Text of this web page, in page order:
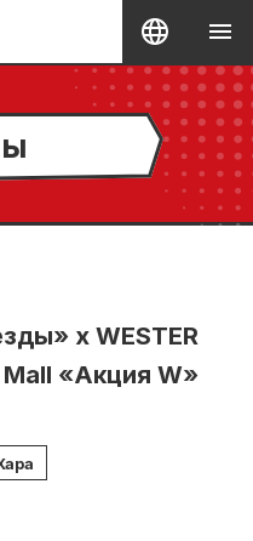
x WESTER
Mall «Акция W»